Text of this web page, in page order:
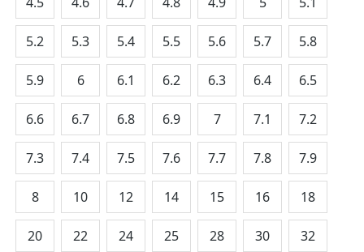
5.2 5.3 5.4 5.5 5.6 5.7 5.8
5.9 6 6.1 6.2 6.3 6.4 6.5
6.6 6.7 6.8 6.9 7 7.1 7.2
7.3 7.4 7.5 7.6 7.7 7.8 7.9
8 10 12 14 15 16 18
20 22 24 25 28 30 32